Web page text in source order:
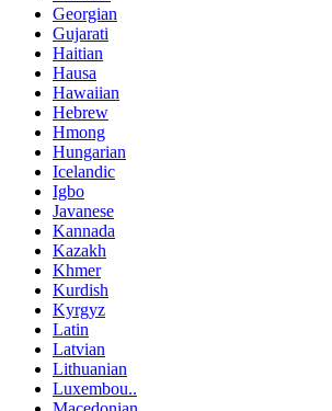
Georgian
Gujarati
Haitian
Hausa
Hawaiian
Hebrew
Hmong
Hungarian
Icelandic
Igbo
Javanese
Kannada
Kazakh
Khmer
Kurdish
Kyrgyz
Latin
Latvian
Lithuanian
Luxembou..